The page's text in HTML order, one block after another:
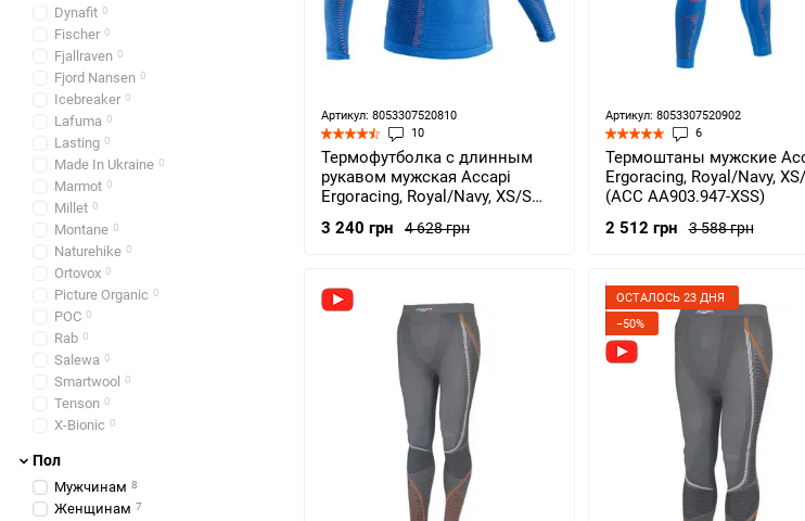
Артикул: 8053307520810
10
Термофутболка с длинным
рукавом мужская Accapi
Ergoracing, Royal/Navy, XS/S
4 628 грн
3 240 грн
Артикул: 8053307520902
6
Термоштаны мужские
Ergoracing, Royal/Navy,
(ACC AА903.947-XSS)
3 588 грн
2 512 грн
ОСТАЛОСЬ 23 ДНЯ
−50%
Dynafit 0
Fischer 0
Fjallraven 0
Fjord Nansen 0
Icebreaker 0
Lafuma 0
Lasting 0
Made In Ukraine 0
Marmot 0
Millet 0
Montane 0
Naturehike 0
Ortovox 0
Picture Organic 0
POC 0
Rab 0
Salewa 0
Smartwool 0
Tenson 0
X-Bionic 0
Пол
Мужчинам 8
Женщинам 7